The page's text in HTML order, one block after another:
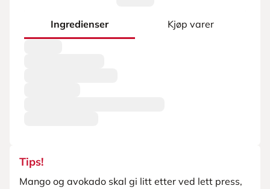
Ingredienser Kjøp varer
Tips!
Mango og avokado skal gi litt etter ved lett press,